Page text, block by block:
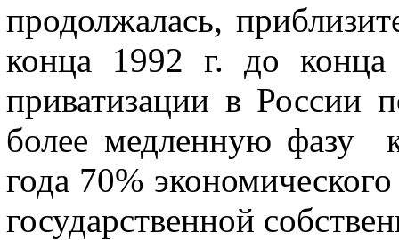
продолжалась,
конца 1992 г. до
приватизации в России
более медленную фазу
года 70%
государственной